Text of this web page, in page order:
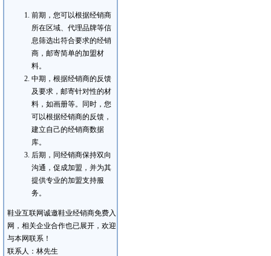
前期，您可以根据经销商
所在区域、代理品牌等信
息筛选出符合要求的经销
商，邮寄简单的加盟材
料。
中期，根据经销商的反馈
及要求，邮寄针对性的材
料，如画册等。同时，您
可以根据经销商的反馈，
建立自己的经销商数据
库。
后期，同经销商保持双向
沟通，促成加盟，并为其
提供专业的加盟支持服
务。
鞋业互联网诚邀鞋业经销商免费入
网，相关企业合作也已展开，欢迎
与本网联系！
联系人：林先生